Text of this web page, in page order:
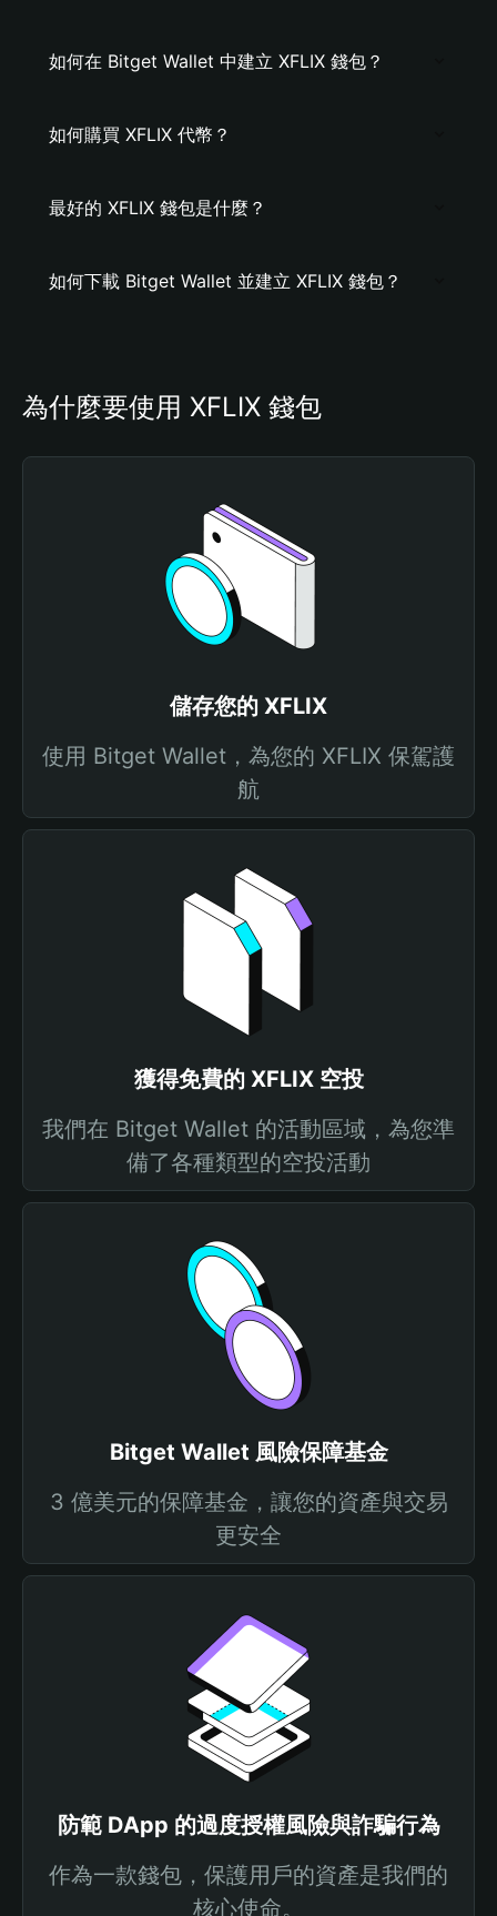
如何在 Bitget Wallet 中建立 XFLIX 錢包？
如何購買 XFLIX 代幣？
最好的 XFLIX 錢包是什麼？
如何下載 Bitget Wallet 並建立 XFLIX 錢包？
為什麼要使用 XFLIX 錢包
儲存您的 XFLIX
使用 Bitget Wallet，為您的 XFLIX 保駕護
航
獲得免費的 XFLIX 空投
我們在 Bitget Wallet 的活動區域，為您準
備了各種類型的空投活動
Bitget Wallet 風險保障基金
3 億美元的保障基金，讓您的資產與交易
更安全
防範 DApp 的過度授權風險與詐騙行為
作為一款錢包，保護用戶的資產是我們的
核心使命。